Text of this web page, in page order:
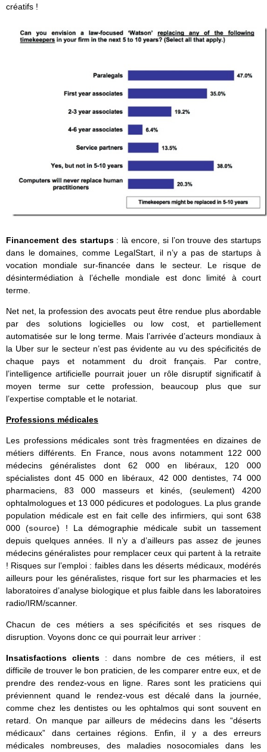
créatifs !
Financement des startups : là encore, si l’on trouve des startups
dans le domaines, comme LegalStart, il n’y a pas de startups à
vocation mondiale sur-financée dans le secteur. Le risque de
désintermédiation à l’échelle mondiale est donc limité à court
terme.
Net net, la profession des avocats peut être rendue plus abordable
par des solutions logicielles ou low cost, et partiellement
automatisée sur le long terme. Mais l’arrivée d’acteurs mondiaux à
la Uber sur le secteur n’est pas évidente au vu des spécificités de
chaque pays et notamment du droit français. Par contre,
l’intelligence artificielle pourrait jouer un rôle disruptif significatif à
moyen terme sur cette profession, beaucoup plus que sur
l’expertise comptable et le notariat.
Professions médicales
Les professions médicales sont très fragmentées en dizaines de
métiers différents. En France, nous avons notamment 122 000
médecins généralistes dont 62 000 en libéraux, 120 000
spécialistes dont 45 000 en libéraux, 42 000 dentistes, 74 000
pharmaciens, 83 000 masseurs et kinés, (seulement) 4200
ophtalmologues et 13 000 pédicures et podologues. La plus grande
population médicale est en fait celle des infirmiers, qui sont 638
000 (source) ! La démographie médicale subit un tassement
depuis quelques années. Il n’y a d’ailleurs pas assez de jeunes
médecins généralistes pour remplacer ceux qui partent à la retraite
! Risques sur l’emploi : faibles dans les déserts médicaux, modérés
ailleurs pour les généralistes, risque fort sur les pharmacies et les
laboratoires d’analyse biologique et plus faible dans les laboratoires
radio/IRM/scanner.
Chacun de ces métiers a ses spécificités et ses risques de
disruption. Voyons donc ce qui pourrait leur arriver :
Insatisfactions clients : dans nombre de ces métiers, il est
difficile de trouver le bon praticien, de les comparer entre eux, et de
prendre des rendez-vous en ligne. Rares sont les praticiens qui
préviennent quand le rendez-vous est décalé dans la journée,
comme chez les dentistes ou les ophtalmos qui sont souvent en
retard. On manque par ailleurs de médecins dans les “déserts
médicaux” dans certaines régions. Enfin, il y a des erreurs
médicales nombreuses, des maladies nosocomiales dans les